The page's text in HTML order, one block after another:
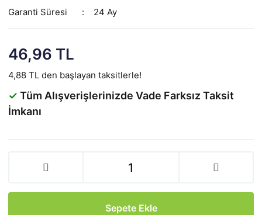
Garanti Süresi
24 Ay
46,96 TL
4,88 TL den başlayan taksitlerle!
✓ Tüm Alışverişlerinizde Vade Farksız Taksit
İmkanı
Sepete Ekle